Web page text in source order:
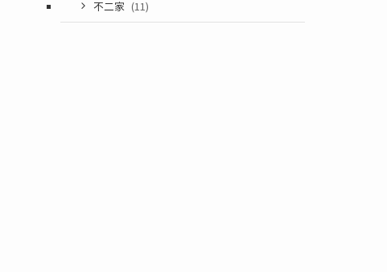
不二家 (11)